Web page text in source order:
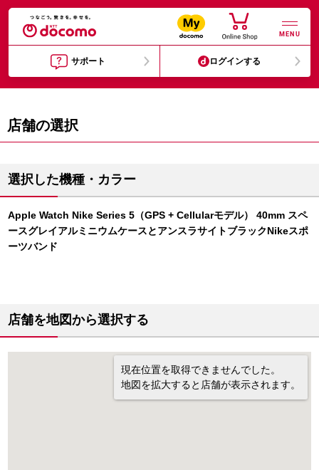
MENU
サポート ログインする
店舗の選択
選択した機種・カラー
Apple Watch Nike Series 5（GPS + Cellularモデル） 40mm スペ
ースグレイアルミニウムケースとアンスラサイトブラックNikeスポ
ーツバンド
店舗を地図から選択する
現在位置を取得できませんでした。
地図を拡大すると店舗が表示されます。